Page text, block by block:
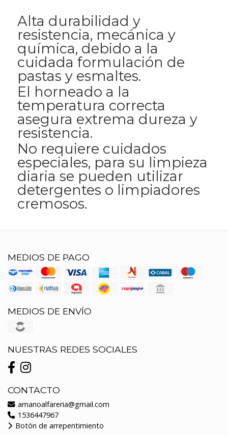
Alta durabilidad y
resistencia, mecánica y
química, debido a la
cuidada formulación de
pastas y esmaltes.
El horneado a la
temperatura correcta
asegura extrema dureza y
resistencia.
No requiere cuidados
especiales, para su limpieza
diaria se pueden utilizar
detergentes o limpiadores
cremosos.
MEDIOS DE PAGO
MEDIOS DE ENVÍO
NUESTRAS REDES SOCIALES
CONTACTO
amanoalfareria@gmail.com
1536447967
Botón de arrepentimiento